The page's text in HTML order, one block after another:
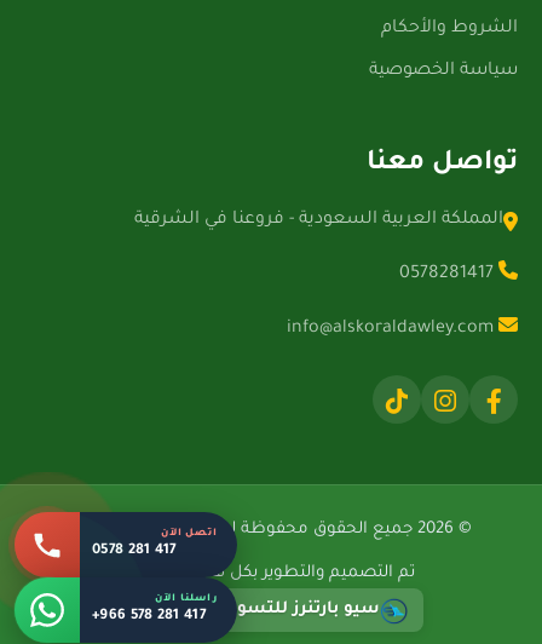
الشروط والأحكام
سياسة الخصوصية
تواصل معنا
المملكة العربية السعودية - فروعنا في الشرقية
© 2026 جميع الحقوق محفوظة لشركة الصقور الدولية.
تم التصميم والتطوير بكل فخر بواسطة
سيو بارتنرز للتسويق الإلكتروني
اتصل الآن
0578 281 417
راسلنا الآن
+966 578 281 417